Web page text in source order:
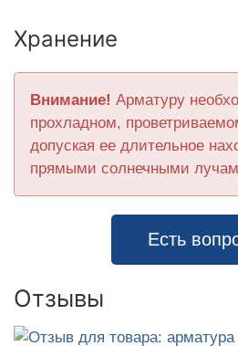
Хранение
Внимание! Арматуру
прохладном,
допуская ее длительное
прямыми солнечными
Есть
Отзывы